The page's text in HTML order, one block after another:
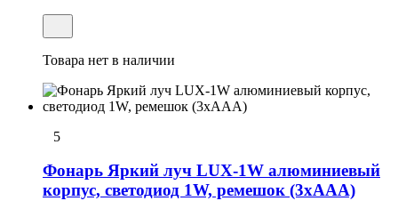
Товара нет в наличии
5
Фонарь Яркий луч LUX-1W алюминиевый
корпус, светодиод 1W, ремешок (3хААА)